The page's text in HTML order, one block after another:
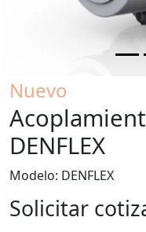
Nuevo
DENFLEX
Modelo: DENFLEX
Solicitar